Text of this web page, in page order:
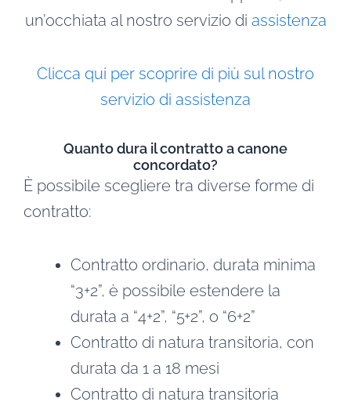
un’occhiata al nostro servizio di assistenza
Clicca qui per scoprire di più sul nostro
servizio di assistenza
Quanto dura il contratto a canone
concordato?
È possibile scegliere tra diverse forme di
contratto:
Contratto ordinario, durata minima
“3+2”, è possibile estendere la
durata a “4+2”, “5+2”, o “6+2”
Contratto di natura transitoria, con
durata da 1 a 18 mesi
Contratto di natura transitoria